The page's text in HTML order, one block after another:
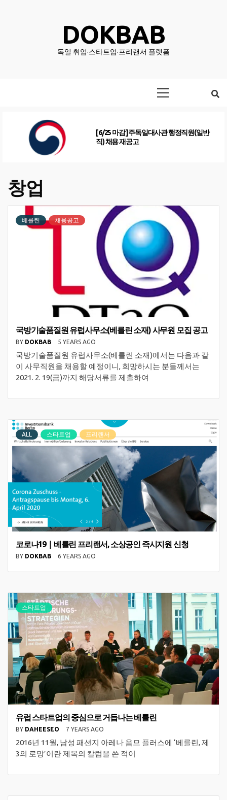
DOKBAB
독일 취업·스타트업·프리랜서 플랫폼
[6/25 마감] 주독일대사관 행정직원(일반
직) 채용 재공고
창업
베를린 채용공고
국방기술품질원 유럽사무소(베를린 소재) 사무원 모집 공고
BY DOKBAB 5 YEARS AGO
국방기술품질원 유럽사무소(베를린 소재)에서는 다음과 같
이 사무직원을 채용할 예정이니, 희망하시는 분들께서는
2021. 2. 19(금)까지 해당서류를 제출하여
ALL 스타트업 프리랜서
코로나19｜베를린 프리랜서, 소상공인 즉시지원 신청
BY DOKBAB 6 YEARS AGO
스타트업
유럽 스타트업의 중심으로 거듭나는 베를린
BY DAHEESEO 7 YEARS AGO
2016년 11월, 남성 패션지 아레나 옴므 플러스에 ‘베를린, 제
3의 로망’이란 제목의 칼럼을 쓴 적이